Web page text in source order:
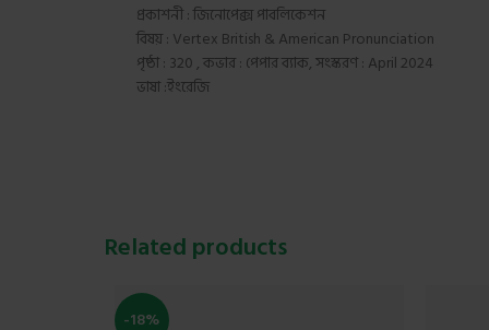
প্রকাশনী : জিনোপেক্স পাবলিকেশন
বিষয় : Vertex British & American Pronunciation
পৃষ্ঠা : 320 , কভার : পেপার ব্যাক, সংস্করণ : April 2024
ভাষা :ইংরেজি
Related products
-18%